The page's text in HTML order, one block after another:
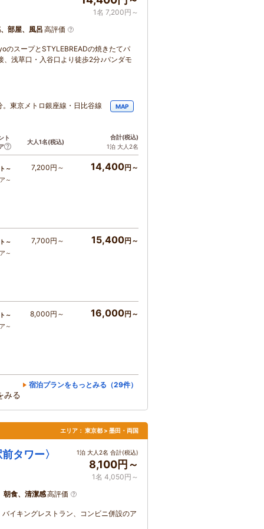
1名 7,200円～
部屋、風呂 高評価
のスープとSTYLEBREADの焼きたてパ
浅草口・入谷口より徒歩2分♪パンダモ
東京メトロ銀座線・日比谷線 MAP
ト
大人1名(税込)
合計(税込)
1泊 大人2名
～
～
7,200円～ 14,400円～
～
～
7,700円～ 15,400円～
～
～
8,000円～ 16,000円～
宿泊プランをもっとみる（29件）
みる
エリア： 東京都 > 墨田・両国
タワー〉 1泊 大人2名 合計(税込)
8,100円～
1名 4,050円～
朝食、清潔感高評価
イキングレストラン、コンビニ併設のア